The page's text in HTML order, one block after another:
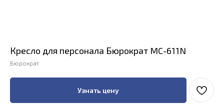
Кресло для персонала Бюрократ MC-611N
Бюрократ
Узнать цену